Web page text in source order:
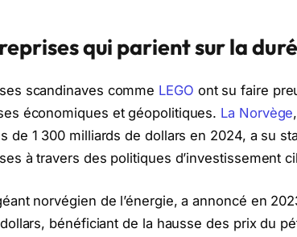
qui parient sur la
scandinaves comme LEGO ont su faire
économiques et géopolitiques. La Norvège
de 1 300 milliards de dollars en 2024, a su
à travers des politiques d’investissement
norvégien de l’énergie, a annoncé en
bénéficiant de la hausse des prix du